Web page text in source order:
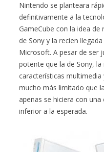
Nintendo se planteara
definitivamente a la
GameCube con la idea de
de Sony y la recien
Microsoft. A pesar de ser
potente que la de Sony, la
características
mucho más limitado que
apenas se hiciera con
inferior a la esperada.